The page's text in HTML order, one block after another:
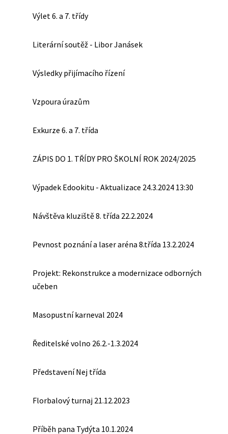
Výlet 6. a 7. třídy
Literární soutěž - Libor Janásek
Výsledky přijímacího řízení
Vzpoura úrazům
Exkurze 6. a 7. třída
ZÁPIS DO 1. TŘÍDY PRO ŠKOLNÍ ROK 2024/2025
Výpadek Edookitu - Aktualizace 24.3.2024 13:30
Návštěva kluziště 8. třída 22.2.2024
Pevnost poznání a laser aréna 8.třída 13.2.2024
Projekt: Rekonstrukce a modernizace odborných
učeben
Masopustní karneval 2024
Ředitelské volno 26.2.-1.3.2024
Představení Nej třída
Florbalový turnaj 21.12.2023
Příběh pana Tydýta 10.1.2024